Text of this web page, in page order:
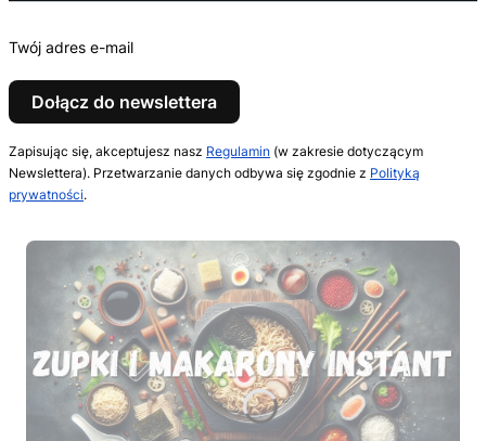
Twój adres e-mail
Dołącz do newslettera
Zapisując się, akceptujesz nasz Regulamin (w zakresie dotyczącym
Newslettera). Przetwarzanie danych odbywa się zgodnie z Polityką
prywatności.